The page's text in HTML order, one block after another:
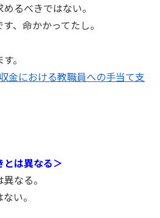
るべきではない。
、命かかってたし。
。
金における教職員への手当て支
とは異なる＞
なる。
い。